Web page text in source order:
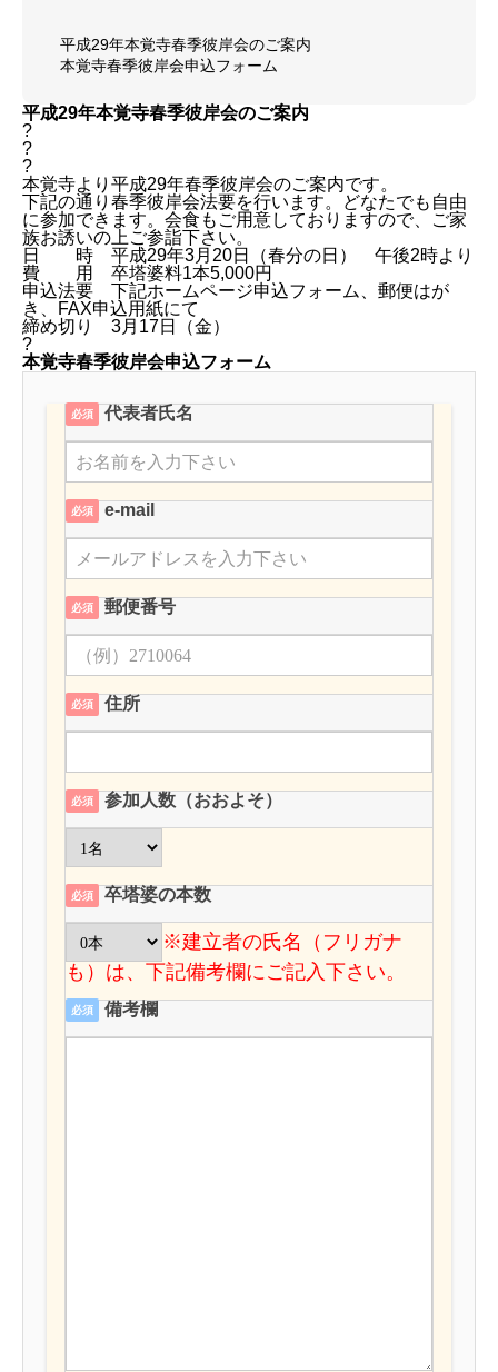
平成29年本覚寺春季彼岸会のご案内
本覚寺春季彼岸会申込フォーム
平成29年本覚寺春季彼岸会のご案内
?
?
?
本覚寺より平成29年春季彼岸会のご案内です。
下記の通り春季彼岸会法要を行います。どなたでも自由
に参加できます。会食もご用意しておりますので、ご家
族お誘いの上ご参詣下さい。
日 時 平成29年3月20日（春分の日） 午後2時より
費 用 卒塔婆料1本5,000円
申込法要 下記ホームページ申込フォーム、郵便はが
き、FAX申込用紙にて
締め切り 3月17日（金）
?
本覚寺春季彼岸会申込フォーム
必須 代表者氏名
必須 e-mail
必須 郵便番号
必須 住所
必須 参加人数（おおよそ）
必須 卒塔婆の本数
※建立者の氏名（フリガナ
も）は、下記備考欄にご記入下さい。
必須 備考欄